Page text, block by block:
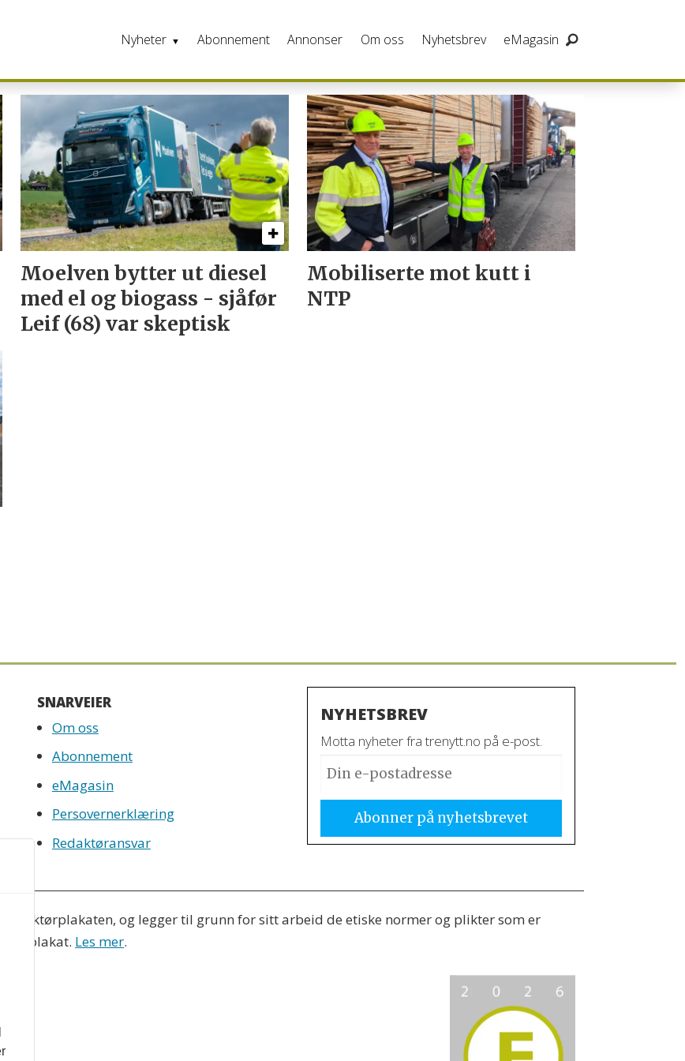
Nyheter Abonnement Annonser Om oss Nyhetsbrev eMagasin
Moelven bytter ut diesel
med el og biogass - sjåfør
Leif (68) var skeptisk
Mobiliserte mot kutt i
NTP
SNARVEIER
Om oss
Abonnement
eMagasin
Persovernerklæring
Redaktøransvar
NYHETSBREV
Motta nyheter fra trenytt.no på e-post.
og legger til grunn for sitt arbeid de etiske normer og plikter som er
plakat. Les mer.